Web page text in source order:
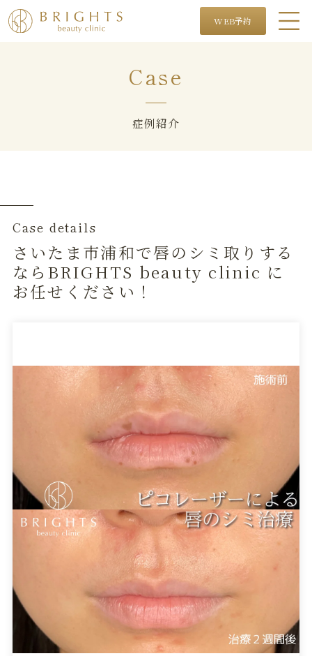
WEB予約
Case
症例紹介
Case details
さいたま市浦和で唇のシミ取りする
ならBRIGHTS beauty clinic に
お任せください！